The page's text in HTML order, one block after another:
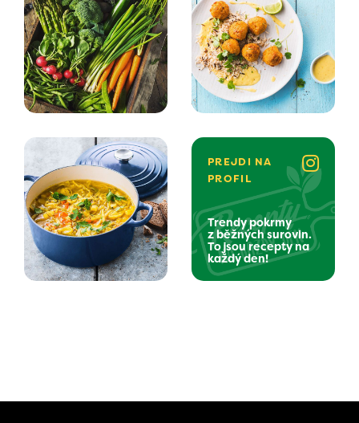
PREJDI NA
PROFIL
Trendy pokrmy
z běžných surovin.
To jsou recepty na
každý den!